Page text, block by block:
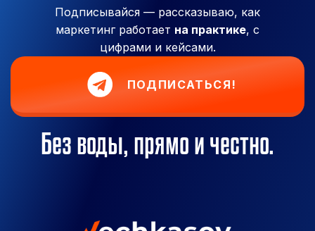
Подписывайся — рассказываю, как
маркетинг работает на практике, с
цифрами и кейсами.
ПОДПИСАТЬСЯ!
Без воды, прямо и честно.